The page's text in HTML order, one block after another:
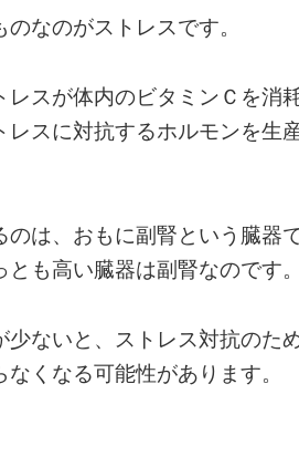
なのがストレスです。
レスが体内のビタミンＣを消
レスに対抗するホルモンを生
のは、おもに副腎という臓器
も高い臓器は副腎なのです。
ないと、ストレス対抗のた
くなる可能性があります。